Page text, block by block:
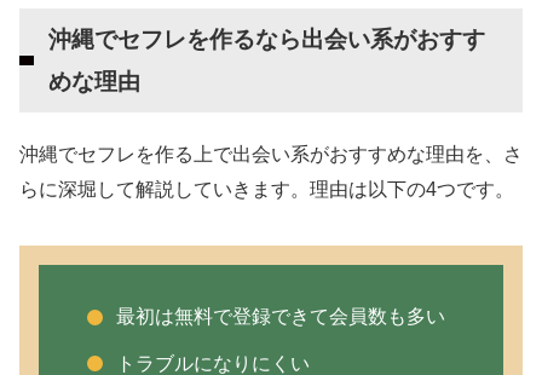
沖縄でセフレを作るなら出会い系がおすす
めな理由
沖縄でセフレを作る上で出会い系がおすすめな理由を、さ
らに深堀して解説していきます。理由は以下の4つです。
最初は無料で登録できて会員数も多い
トラブルになりにくい